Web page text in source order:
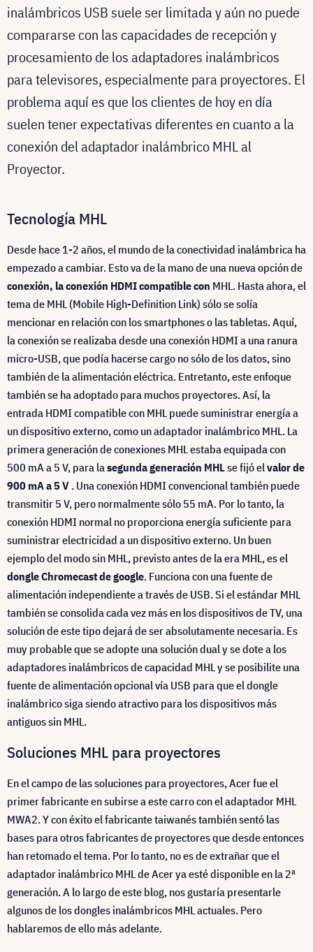
inalámbricos USB suele ser limitada y aún no puede
compararse con las capacidades de recepción y
procesamiento de los adaptadores inalámbricos
para televisores, especialmente para proyectores. El
problema aquí es que los clientes de hoy en día
suelen tener expectativas diferentes en cuanto a la
conexión del adaptador inalámbrico MHL al
Proyector.
Tecnología MHL
Desde hace 1-2 años, el mundo de la conectividad inalámbrica ha
empezado a cambiar. Esto va de la mano de una nueva opción de
conexión, la conexión HDMI compatible con MHL. Hasta ahora, el
tema de MHL (Mobile High-Definition Link) sólo se solía
mencionar en relación con los smartphones o las tabletas. Aquí,
la conexión se realizaba desde una conexión HDMI a una ranura
micro-USB, que podía hacerse cargo no sólo de los datos, sino
también de la alimentación eléctrica. Entretanto, este enfoque
también se ha adoptado para muchos proyectores. Así, la
entrada HDMI compatible con MHL puede suministrar energía a
un dispositivo externo, como un adaptador inalámbrico MHL. La
primera generación de conexiones MHL estaba equipada con
500 mA a 5 V, para la segunda generación MHLse fijó el valor de
900 mA a 5 V . Una conexión HDMI convencional también puede
transmitir 5 V, pero normalmente sólo 55 mA. Por lo tanto, la
conexión HDMI normal no proporciona energía suficiente para
suministrar electricidad a un dispositivo externo. Un buen
ejemplo del modo sin MHL, previsto antes de la era MHL, es el
dongle Chromecast de google. Funciona con una fuente de
alimentación independiente a través de USB. Si el estándar MHL
también se consolida cada vez más en los dispositivos de TV, una
solución de este tipo dejará de ser absolutamente necesaria. Es
muy probable que se adopte una solución dual y se dote a los
adaptadores inalámbricos de capacidad MHL y se posibilite una
fuente de alimentación opcional vía USB para que el dongle
inalámbrico siga siendo atractivo para los dispositivos más
antiguos sin MHL.
Soluciones MHL para proyectores
En el campo de las soluciones para proyectores, Acer fue el
primer fabricante en subirse a este carro con el adaptador MHL
MWA2. Y con éxito el fabricante taiwanés también sentó las
bases para otros fabricantes de proyectores que desde entonces
han retomado el tema. Por lo tanto, no es de extrañar que el
adaptador inalámbrico MHL de Acer ya esté disponible en la 2ª
generación. A lo largo de este blog, nos gustaría presentarle
algunos de los dongles inalámbricos MHL actuales. Pero
hablaremos de ello más adelante.